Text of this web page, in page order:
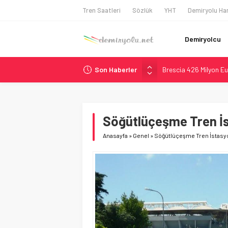
Tren Saatleri Sözlük YHT Demiryolu
Demiryolcu
Son Haberler
Brescia 426 Milyon
Northern Railway
NJ Transit’ten Tarihi
České dráhy 101
Söğütlüçeşme Tren
Anasayfa » Genel » Söğütlüçeşme Tren